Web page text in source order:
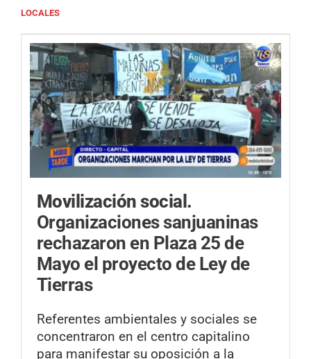
LOCALES
Movilización social.
Organizaciones sanjuaninas
rechazaron en Plaza 25 de
Mayo el proyecto de Ley de
Tierras
Referentes ambientales y sociales se
concentraron en el centro capitalino
para manifestar su oposición a la